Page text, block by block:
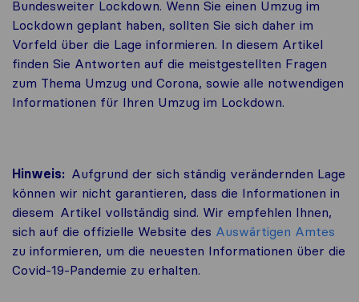
Bundesweiter Lockdown. Wenn Sie einen Umzug im
Lockdown geplant haben, sollten Sie sich daher im
Vorfeld über die Lage informieren. In diesem Artikel
finden Sie Antworten auf die meistgestellten Fragen
zum Thema Umzug und Corona, sowie alle notwendigen
Informationen für Ihren Umzug im Lockdown.
Hinweis: Aufgrund der sich ständig verändernden Lage
können wir nicht garantieren, dass die Informationen in
diesem Artikel vollständig sind. Wir empfehlen Ihnen,
sich auf die offizielle Website des Auswärtigen Amtes
zu informieren, um die neuesten Informationen über die
Covid-19-Pandemie zu erhalten.